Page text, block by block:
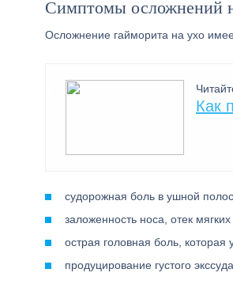
Симптомы осложнений
Осложнение гайморита на ухо
Как
судорожная боль в ушной
заложенность носа, отек мягких
острая головная боль, которая
продуцирование густого